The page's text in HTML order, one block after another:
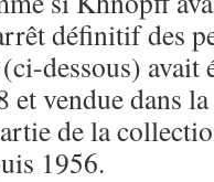
définitif des
dessous) avait
vendue dans
de la
1956.